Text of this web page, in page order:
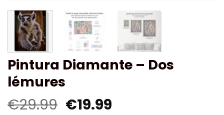
Pintura Diamante – Dos
lémures
€29.99 €19.99